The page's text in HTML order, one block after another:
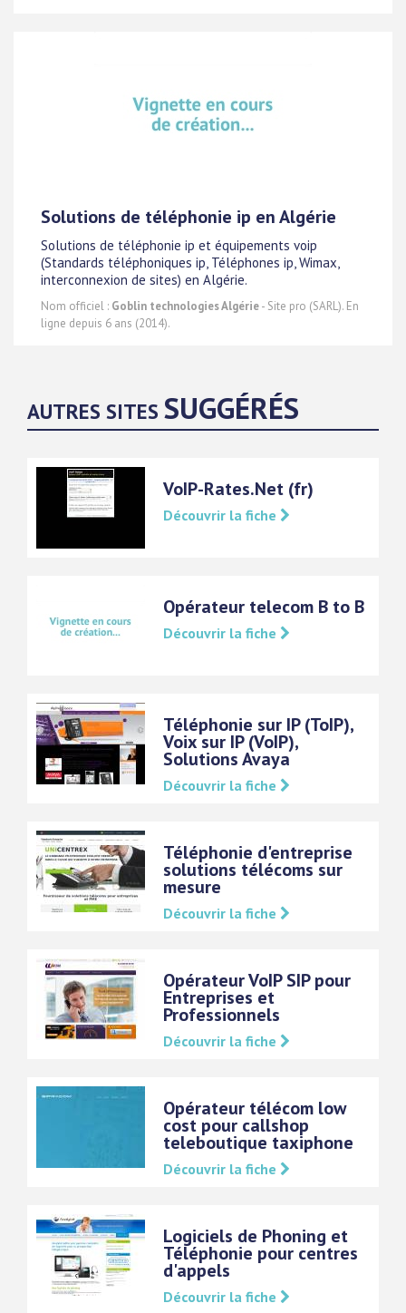
Solutions de téléphonie ip en Algérie
Solutions de téléphonie ip et équipements voip
(Standards téléphoniques ip, Téléphones ip, Wimax,
interconnexion de sites) en Algérie.
Nom officiel : Goblin technologies Algérie- Site pro (SARL). En
ligne depuis 6 ans (2014).
AUTRES SITES SUGGÉRÉS
VoIP-Rates.Net (fr)
Découvrir la fiche
Opérateur telecom B to B
Découvrir la fiche
Téléphonie sur IP (ToIP),
Voix sur IP (VoIP),
Solutions Avaya
Découvrir la fiche
Téléphonie d'entreprise
solutions télécoms sur
mesure
Découvrir la fiche
Opérateur VoIP SIP pour
Entreprises et
Professionnels
Découvrir la fiche
Opérateur télécom low
cost pour callshop
teleboutique taxiphone
Découvrir la fiche
Logiciels de Phoning et
Téléphonie pour centres
d'appels
Découvrir la fiche